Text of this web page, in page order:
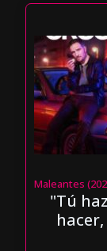
Maleantes
"Tú